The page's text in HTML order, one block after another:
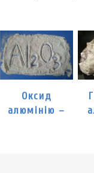
Оксид
алюмінію –